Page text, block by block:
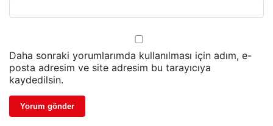
Daha sonraki yorumlarımda kullanılması için adım, e-
posta adresim ve site adresim bu tarayıcıya
kaydedilsin.